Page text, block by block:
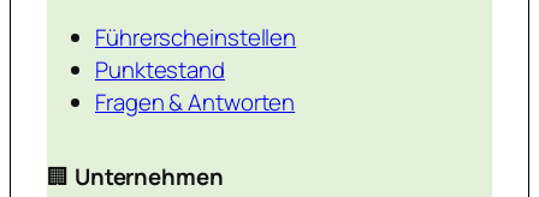
Führerscheinstellen
Punktestand
Fragen & Antworten
🏢 Unternehmen